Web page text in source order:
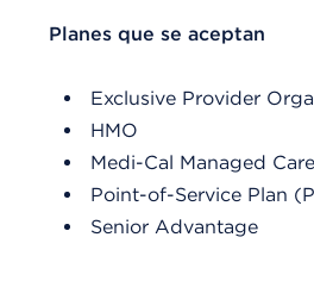
List Header Planes que se
Planes que se aceptan
Exclusive Provider
HMO
Medi-Cal Managed Care
Point-of-Service Plan
Senior Advantage